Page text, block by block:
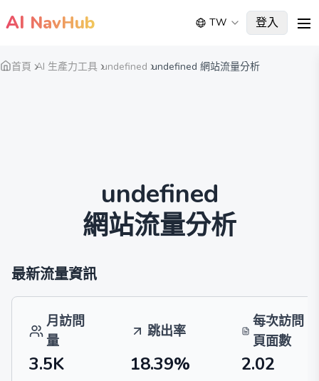
AI NavHub TW 登入
首頁 AI 生產力工具 undefined undefined 網站流量分析
undefined
網站流量分析
最新流量資訊
月訪問
量
跳出率
每次訪問
頁面數
3.5K 18.39% 2.02